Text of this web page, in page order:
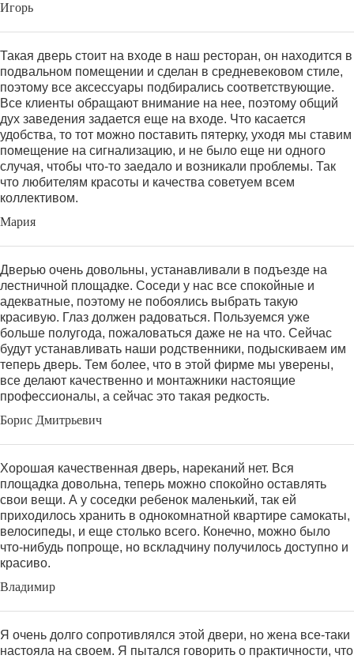
Игорь
Такая дверь стоит на входе в наш ресторан, он находится в
подвальном помещении и сделан в средневековом стиле,
поэтому все аксессуары подбирались соответствующие.
Все клиенты обращают внимание на нее, поэтому общий
дух заведения задается еще на входе. Что касается
удобства, то тот можно поставить пятерку, уходя мы ставим
помещение на сигнализацию, и не было еще ни одного
случая, чтобы что-то заедало и возникали проблемы. Так
что любителям красоты и качества советуем всем
коллективом.
Мария
Дверью очень довольны, устанавливали в подъезде на
лестничной площадке. Соседи у нас все спокойные и
адекватные, поэтому не побоялись выбрать такую
красивую. Глаз должен радоваться. Пользуемся уже
больше полугода, пожаловаться даже не на что. Сейчас
будут устанавливать наши родственники, подыскиваем им
теперь дверь. Тем более, что в этой фирме мы уверены,
все делают качественно и монтажники настоящие
профессионалы, а сейчас это такая редкость.
Борис Дмитрьевич
Хорошая качественная дверь, нареканий нет. Вся
площадка довольна, теперь можно спокойно оставлять
свои вещи. А у соседки ребенок маленький, так ей
приходилось хранить в однокомнатной квартире самокаты,
велосипеды, и еще столько всего. Конечно, можно было
что-нибудь попроще, но вскладчину получилось доступно и
красиво.
Владимир
Я очень долго сопротивлялся этой двери, но жена все-таки
настояла на своем. Я пытался говорить о практичности, что